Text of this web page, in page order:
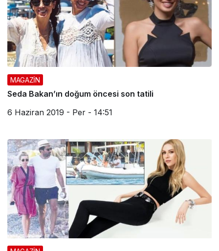
MAGAZİN
Seda Bakan’ın doğum öncesi son tatili
6 Haziran 2019 - Per - 14:51